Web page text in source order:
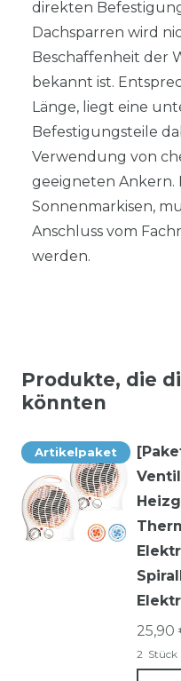
direkten
Dachsparren wird
Beschaffenheit der
bekannt ist.
Länge, liegt eine
Befestigungsteile
Verwendung von
geeigneten Ankern.
Sonnenmarkisen,
Anschluss vom
werden.
Produkte, die
könnten
Artikelpaket
25,90
2 Stück